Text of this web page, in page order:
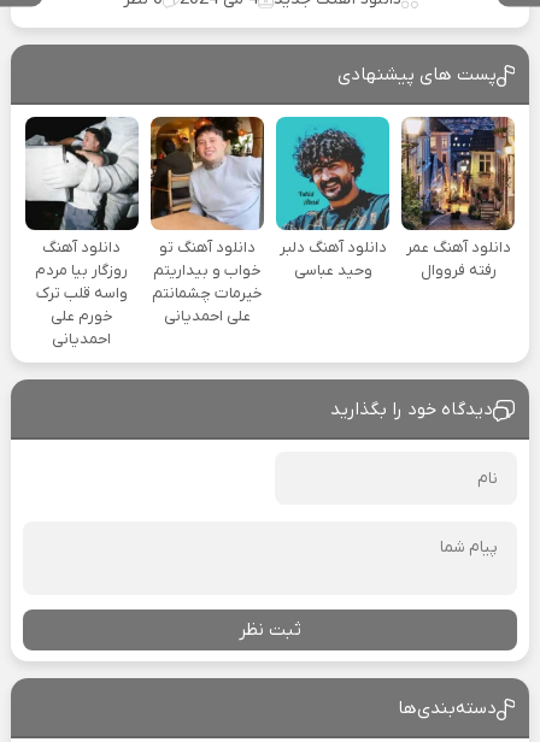
پست های پیشنهادی
دانلود آهنگ عمر
رفته فرووال
دانلود آهنگ دلبر
وحید عباسی
دانلود آهنگ تو
خواب و بیداریتم
خیرمات چشمانتم
علی احمدیانی
دانلود آهنگ
روزگار بیا مردم
واسه قلب ترک
خورم علی
احمدیانی
دیدگاه خود را بگذارید
ثبت نظر
دسته‌بندی‌ها